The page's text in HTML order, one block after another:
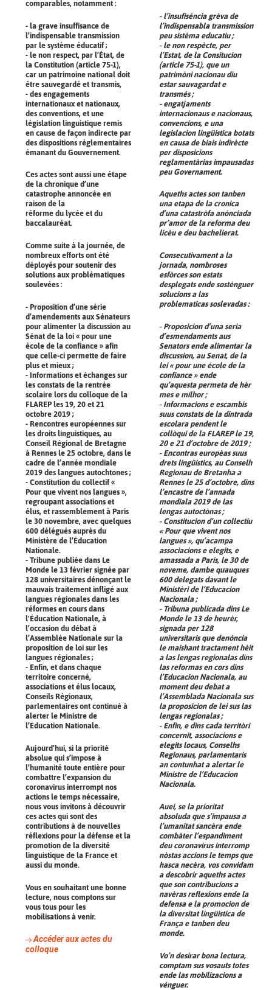
comparables, notamment :
- la grave insuffisance de
l’indispensable transmission
par le système éducatif ;
- le non respect, par l’État, de
la Constitution (article 75-1),
car un patrimoine national doit
être sauvegardé et transmis,
- des engagements
internationaux et nationaux,
des conventions, et une
législation linguistique remis
en cause de façon indirecte par
des dispositions réglementaires
émanant du Gouvernement.
Ces actes sont aussi une étape
de la chronique d’une
catastrophe annoncée en
raison de la
réforme du lycée et du
baccalauréat.
Comme suite à la journée, de
nombreux efforts ont été
déployés pour soutenir des
solutions aux problématiques
soulevées :
- Proposition d’une série
d’amendements aux Sénateurs
pour alimenter la discussion au
Sénat de la loi « pour une
école de la confiance » afin
que celle-ci permette de faire
plus et mieux ;
- Informations et échanges sur
les constats de la rentrée
scolaire lors du colloque de la
FLAREP les 19, 20 et 21
octobre 2019 ;
- Rencontres européennes sur
les droits linguistiques, au
Conseil Régional de Bretagne
à Rennes le 25 octobre, dans le
cadre de l’année mondiale
2019 des langues autochtones ;
- Constitution du collectif «
Pour que vivent nos langues »,
regroupant associations et
élus, et rassemblement à Paris
le 30 novembre, avec quelques
600 délégués auprès du
Ministère de l’Éducation
Nationale.
- Tribune publiée dans Le
Monde le 13 février signée par
128 universitaires dénonçant le
mauvais traitement infligé aux
langues régionales dans les
réformes en cours dans
l'Éducation Nationale, à
l’occasion du débat à
l’Assemblée Nationale sur la
proposition de loi sur les
langues régionales ;
- Enfin, et dans chaque
territoire concerné,
associations et élus locaux,
Conseils Régionaux,
parlementaires ont continué à
alerter le Ministre de
l’Éducation Nationale.
Aujourd’hui, si la priorité
absolue qui s’impose à
l’humanité toute entière pour
combattre l’expansion du
coronavirus interrompt nos
actions le temps nécessaire,
nous vous invitons à découvrir
ces actes qui sont des
contributions à de nouvelles
réflexions pour la défense et la
promotion de la diversité
linguistique de la France et
aussi du monde.
Vous en souhaitant une bonne
lecture, nous comptons sur
vous tous pour les
mobilisations à venir.
Accéder aux actes du
colloque
- l’insufiséncia grèva de
l’indispensabla transmission
peu sistèma educatiu ;
- le non respècte, per
l’Estat, de la Consitucion
(article 75-1), que un
patrimòni nacionau diu
estar sauvagardat e
transmés ;
- engatjaments
internacionaus e nacionaus,
convencions, e una
legislacion lingüistica botats
en causa de biais indirècte
per disposicions
reglamentàrias impausadas
peu Governament.
Aqueths actes son tanben
una etapa de la cronica
d’una catastròfa anónciada
pr’amor de la reforma deu
licèu e deu bachelierat.
Consecutivament a la
jornada, nombroses
esfòrces son estats
desplegats ende sosténguer
solucions a las
problematicas soslevadas :
- Proposicion d’una seria
d’esmendaments aus
Senators ende alimentar la
discussion, au Senat, de la
lei « pour une école de la
confiance » ende
qu’aquesta permeta de hèr
mes e mílhor ;
- Informacions e escambis
suus constats de la dintrada
escolara pendent le
collòqui de la FLAREP le 19,
20 e 21 d’octobre de 2019 ;
- Encontras europèas suus
drets lingüistics, au Conselh
Regionau de Bretanha a
Rennes le 25 d’octobre, dins
l’encastre de l’annada
mondiala 2019 de las
lengas autoctònas ;
- Constitucion d’un collectiu
« Pour que vivent nos
langues », qu’acampa
associacions e elegits, e
amassada a París, le 30 de
noveme, dambe quauques
600 delegats davant le
Ministèri de l’Educacion
Nacionala ;
- Tribuna publicada dins Le
Monde le 13 de heurèr,
signada per 128
universitaris que denóncia
le maishant tractament hèit
a las lengas regionalas dins
las reformas en cors dins
l’Educacion Nacionala, au
moment deu debat a
l’Assemblada Nacionala sus
la proposicion de lei sus las
lengas regionalas ;
- Enfin, e dins cada territòri
concernit, associacions e
elegits locaus, Conselhs
Regionaus, parlamentaris
an contunhat a alertar le
Ministre de l’Educacion
Nacionala.
Auei, se la prioritat
absoluda que s’impausa a
l’umanitat sancèra ende
combàter l’espandiment
deu coronavirus interromp
nòstas accions le temps que
hasca necèra, vos convidam
a descobrir aqueths actes
que son contribucions a
navèras reflexions ende la
defensa e la promocion de
la diversitat lingüistica de
França e tanben deu
monde.
Vo’n desirar bona lectura,
comptam sus vosauts totes
ende las mobilizacions a
vénguer.